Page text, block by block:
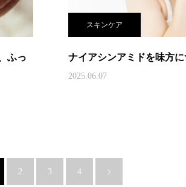
ふっ
スキンケア
ナイアシンアミドを味方
2025.06.07
2 3 4